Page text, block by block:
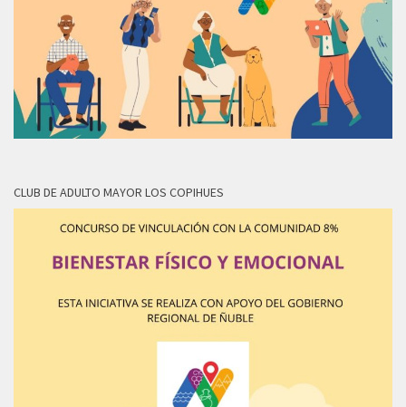
CLUB DE ADULTO MAYOR LOS COPIHUES